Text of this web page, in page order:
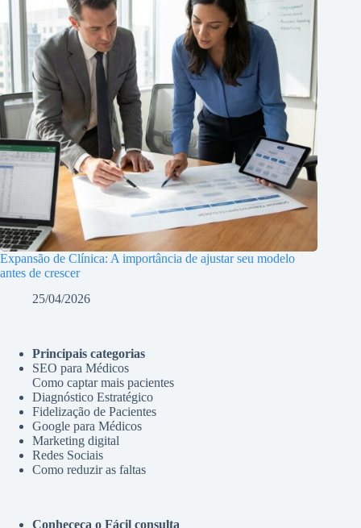
Expansão de Clínica: A importância de ajustar seu modelo
antes de crescer
25/04/2026
Principais categorias
SEO para Médicos
Como captar mais pacientes
Diagnóstico Estratégico
Fidelização de Pacientes
Google para Médicos
Marketing digital
Redes Sociais
Como reduzir as faltas
Conheceça o Fácil consulta